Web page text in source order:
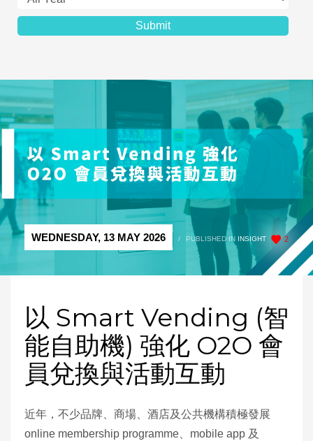
2
WEDNESDAY, 13 MAY 2026 / PUBLISHED IN INSIGHT
以 Smart Vending (智
能自助機) 強化 O2O 會
員兌換與活動互動
近年，不少品牌、商場、酒店及公共機構積極發展
online membership programme、mobile app 及